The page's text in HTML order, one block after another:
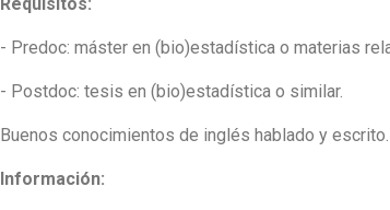
- Predoc: máster en (bio)estadística o materias
- Postdoc: tesis en (bio)estadística o similar.
Buenos conocimientos de inglés hablado y
Información: